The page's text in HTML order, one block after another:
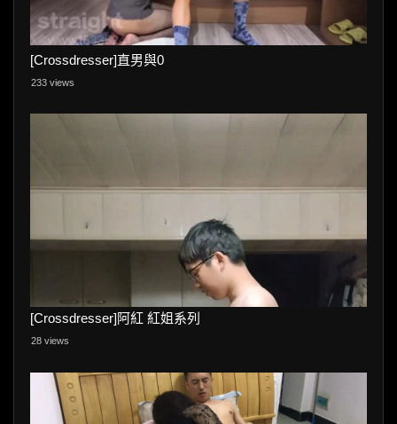
[Crossdresser]直男與0
233 views
[Crossdresser]阿紅 紅姐系列
28 views